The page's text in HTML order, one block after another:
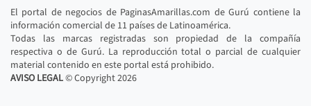
El portal de negocios de PaginasAmarillas.com de Gurú contiene la
información comercial de 11 países de Latinoamérica.
Todas las marcas registradas son propiedad de la compañía
respectiva o de Gurú. La reproducción total o parcial de cualquier
material contenido en este portal está prohibido.
AVISO LEGAL© Copyright2026